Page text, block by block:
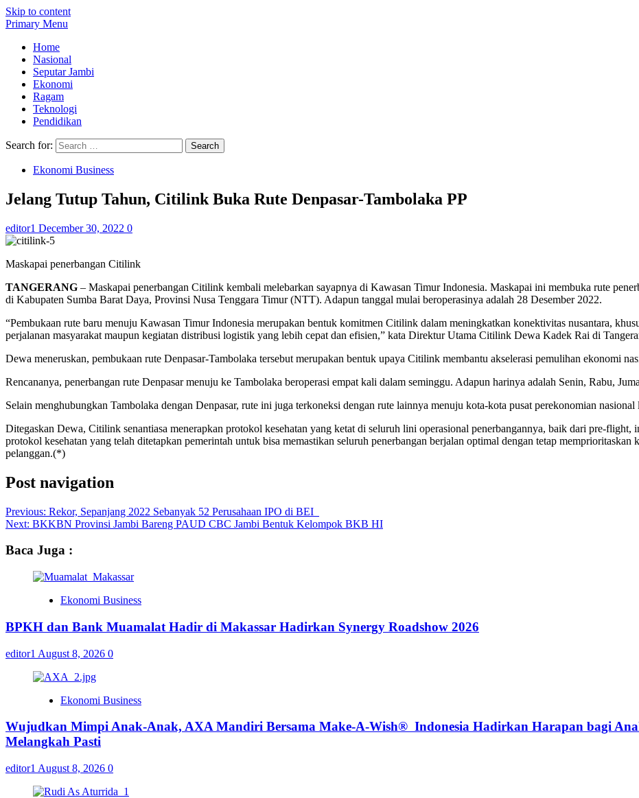
Skip to content
Primary Menu
Home
Nasional
Seputar Jambi
Ekonomi
Ragam
Teknologi
Pendidikan
Search for:
Ekonomi Business
Jelang Tutup Tahun, Citilink Buka Rute Denpasar-Tambolaka PP
editor1 December 30, 2022 0
Maskapai penerbangan Citilink
TANGERANG – Maskapai penerbangan Citilink kembali melebarkan sayapnya di Kawasan Timur Indonesia. Maskapai ini membuka rute
di Kabupaten Sumba Barat Daya, Provinsi Nusa Tenggara Timur (NTT). Adapun tanggal mulai beroperasinya adalah 28 Desember 2022.
“Pembukaan rute baru menuju Kawasan Timur Indonesia merupakan bentuk komitmen Citilink dalam meningkatkan konektivitas nusantara,
perjalanan masyarakat maupun kegiatan distribusi logistik yang lebih cepat dan efisien,” kata Direktur Utama Citilink Dewa Kadek Rai di
Dewa meneruskan, pembukaan rute Denpasar-Tambolaka tersebut merupakan bentuk upaya Citilink membantu akselerasi pemulihan ekonomi
Rencananya, penerbangan rute Denpasar menuju ke Tambolaka beroperasi empat kali dalam seminggu. Adapun harinya adalah Senin, Rabu,
Selain menghubungkan Tambolaka dengan Denpasar, rute ini juga terkoneksi dengan rute lainnya menuju kota-kota pusat perekonomian nasional
Ditegaskan Dewa, Citilink senantiasa menerapkan protokol kesehatan yang ketat di seluruh lini operasional penerbangannya, baik dari pre-
protokol kesehatan yang telah ditetapkan pemerintah untuk bisa memastikan seluruh penerbangan berjalan optimal dengan tetap memprioritaskan
pelanggan.(*)
Post navigation
Previous: Rekor, Sepanjang 2022 Sebanyak 52 Perusahaan IPO di BEI
Next: BKKBN Provinsi Jambi Bareng PAUD CBC Jambi Bentuk Kelompok BKB HI
Baca Juga :
Ekonomi Business
BPKH dan Bank Muamalat Hadir di Makassar Hadirkan Synergy Roadshow 2026
editor1 August 8, 2026 0
Ekonomi Business
Wujudkan Mimpi Anak-Anak, AXA Mandiri Bersama Make-A-Wish® Indonesia Hadirkan Harapan bagi
Melangkah Pasti
editor1 August 8, 2026 0